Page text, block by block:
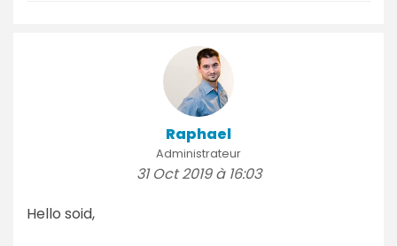
Raphael
Administrateur
31 Oct 2019 à 16:03
Hello soid,